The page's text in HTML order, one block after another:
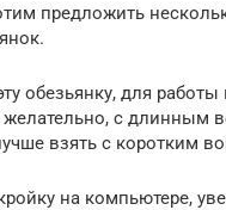
предложить
обезьянку, для работы
с длинным
взять с коротким
на компьютере,